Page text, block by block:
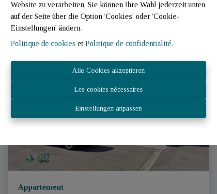
Website zu verarbeiten. Sie können Ihre Wahl jederzeit unten
auf der Seite über die Option 'Cookies' oder 'Cookie-
Einstellungen' ändern.
Politique de cookies etPolitique de confidentialité.
Alle Cookies akzeptieren
Les cookies nécessaires
Einstellungen anpassen
3 1 200 m²
Appartement